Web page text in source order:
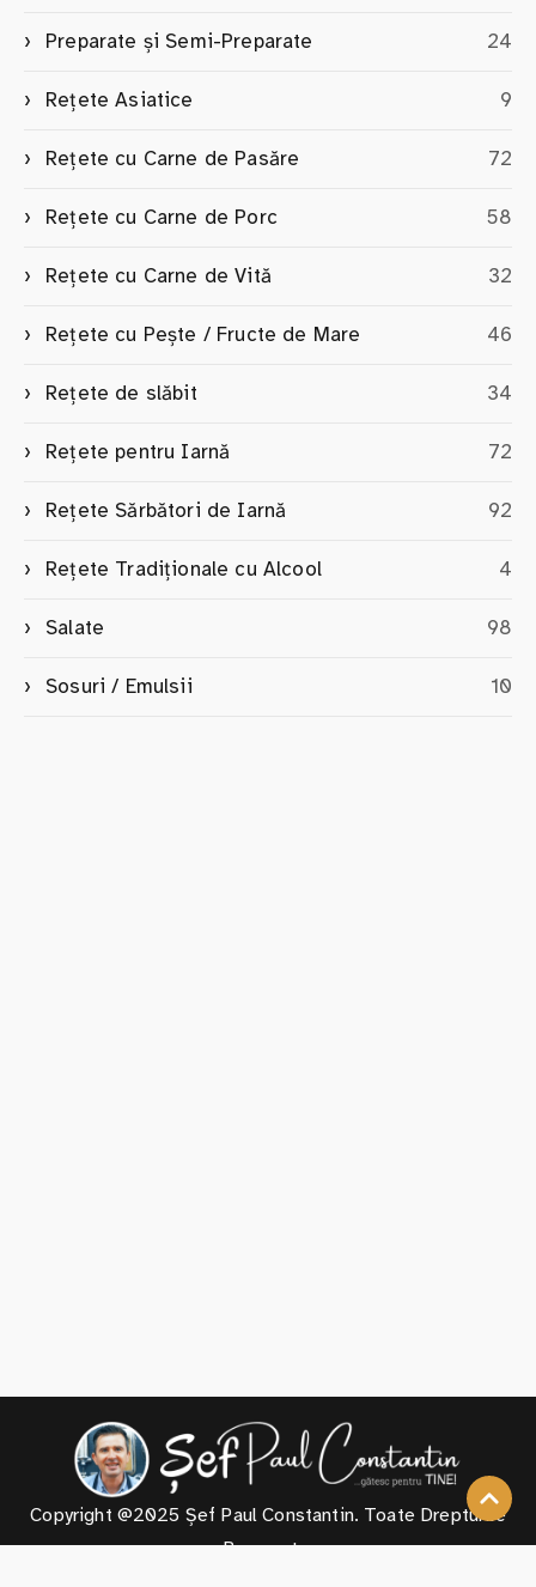
Preparate și Semi-Preparate 24
Rețete Asiatice 9
Rețete cu Carne de Pasăre 72
Rețete cu Carne de Porc 58
Rețete cu Carne de Vită 32
Rețete cu Pește / Fructe de Mare 46
Rețete de slăbit 34
Rețete pentru Iarnă 72
Rețete Sărbători de Iarnă 92
Rețete Tradiționale cu Alcool 4
Salate 98
Sosuri / Emulsii 10
Copyright @2025 Șef Paul Constantin. Toate Drepturile
Rezervate.